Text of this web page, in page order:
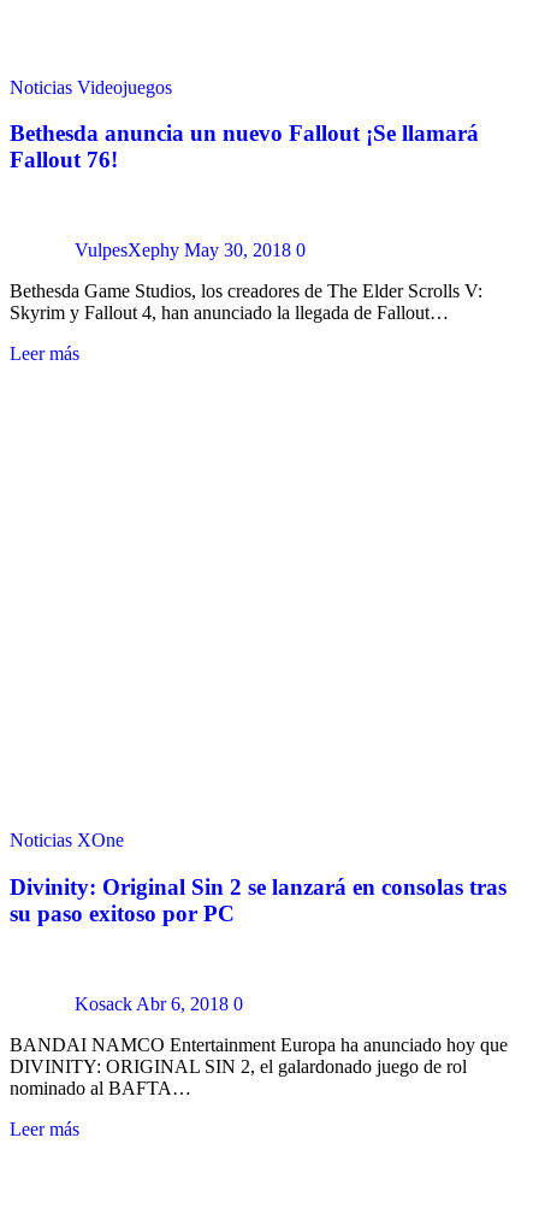
Noticias Videojuegos
Bethesda anuncia un nuevo Fallout ¡Se llamará
Fallout 76!
VulpesXephy May 30, 2018 0
Bethesda Game Studios, los creadores de The Elder Scrolls V:
Skyrim y Fallout 4, han anunciado la llegada de Fallout…
Leer más
Noticias XOne
Divinity: Original Sin 2 se lanzará en consolas tras
su paso exitoso por PC
Kosack Abr 6, 2018 0
BANDAI NAMCO Entertainment Europa ha anunciado hoy que
DIVINITY: ORIGINAL SIN 2, el galardonado juego de rol
nominado al BAFTA…
Leer más